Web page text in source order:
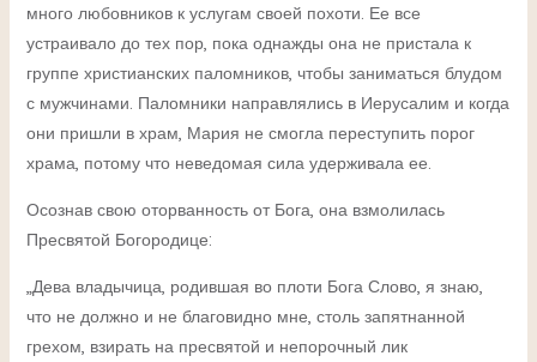
много любовников к услугам своей похоти. Ее все
устраивало до тех пор, пока однажды она не пристала к
группе христианских паломников, чтобы заниматься блудом
с мужчинами. Паломники направлялись в Иерусалим и когда
они пришли в храм, Мария не смогла переступить порог
храма, потому что неведомая сила удерживала ее.
Осознав свою оторванность от Бога, она взмолилась
Пресвятой Богородице:
„Дева владычица, родившая во плоти Бога Слово, я знаю,
что не должно и не благовидно мне, столь запятнанной
грехом, взирать на пресвятой и непорочный лик